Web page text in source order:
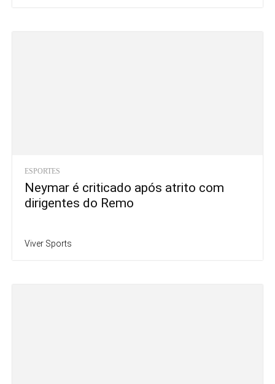
ESPORTES
Neymar é criticado após atrito com
dirigentes do Remo
Viver Sports